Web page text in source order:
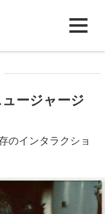
ージャージ
のインタラクショ